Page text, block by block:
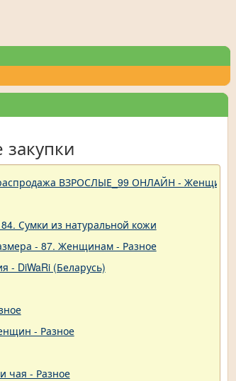
распродажа ВЗРОСЛЫЕ_99 ОНЛАЙН - Женщины
Сумки из натуральной кожи
- 87. Женщинам - Разное
- DiWaRi (Беларусь)
- Разное
чая - Разное